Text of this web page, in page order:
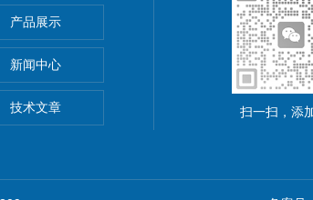
电源
流稳压电源
产品展示
新闻中心
技术文章 扫一扫，添